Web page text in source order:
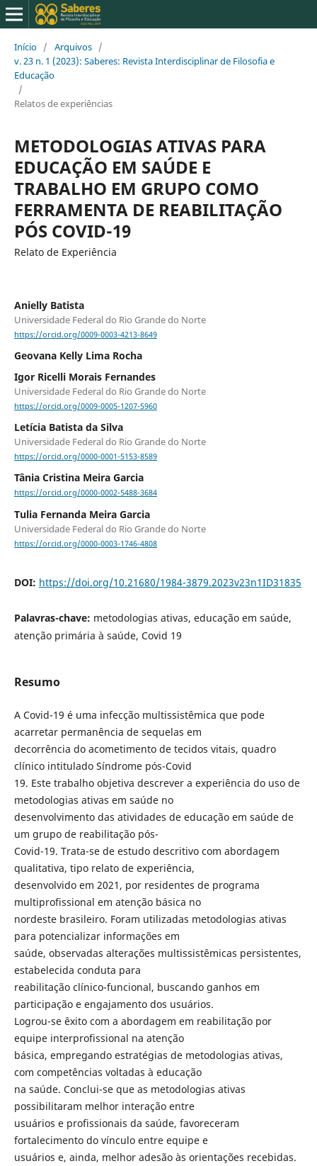
Início / Arquivos /
v. 23 n. 1 (2023): Saberes: Revista Interdisciplinar de Filosofia e
Educação
/
Relatos de experiências
METODOLOGIAS ATIVAS PARA
EDUCAÇÃO EM SAÚDE E
TRABALHO EM GRUPO COMO
FERRAMENTA DE REABILITAÇÃO
PÓS COVID-19
Relato de Experiência
Anielly Batista
Universidade Federal do Rio Grande do Norte
https://orcid.org/0009-0003-4213-8649
Geovana Kelly Lima Rocha
Igor Ricelli Morais Fernandes
Universidade Federal do Rio Grande do Norte
https://orcid.org/0009-0005-1207-5960
Letícia Batista da Silva
Universidade Federal do Rio Grande do Norte
https://orcid.org/0000-0001-5153-8589
Tânia Cristina Meira Garcia
https://orcid.org/0000-0002-5488-3684
Tulia Fernanda Meira Garcia
Universidade Federal do Rio Grande do Norte
https://orcid.org/0000-0003-1746-4808
DOI: https://doi.org/10.21680/1984-3879.2023v23n1ID31835
Palavras-chave: metodologias ativas, educação em saúde,
atenção primária à saúde, Covid 19
Resumo
A Covid-19 é uma infecção multissistêmica que pode
acarretar permanência de sequelas em
decorrência do acometimento de tecidos vitais, quadro
clínico intitulado Síndrome pós-Covid
19. Este trabalho objetiva descrever a experiência do uso de
metodologias ativas em saúde no
desenvolvimento das atividades de educação em saúde de
um grupo de reabilitação pós-
Covid-19. Trata-se de estudo descritivo com abordagem
qualitativa, tipo relato de experiência,
desenvolvido em 2021, por residentes de programa
multiprofissional em atenção básica no
nordeste brasileiro. Foram utilizadas metodologias ativas
para potencializar informações em
saúde, observadas alterações multissistêmicas persistentes,
estabelecida conduta para
reabilitação clínico-funcional, buscando ganhos em
participação e engajamento dos usuários.
Logrou-se êxito com a abordagem em reabilitação por
equipe interprofissional na atenção
básica, empregando estratégias de metodologias ativas,
com competências voltadas à educação
na saúde. Conclui-se que as metodologias ativas
possibilitaram melhor interação entre
usuários e profissionais da saúde, favoreceram
fortalecimento do vínculo entre equipe e
usuários e, ainda, melhor adesão às orientações recebidas.